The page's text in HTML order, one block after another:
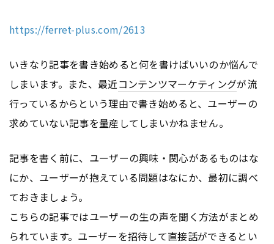
https://ferret-plus.com/2613
いきなり記事を書き始めると何を書けばいいのか悩んで
しまいます。また、最近コンテンツマーケティングが流
行っているからという理由で書き始めると、ユーザーの
求めていない記事を量産してしまいかねません。
記事を書く前に、ユーザーの興味・関心があるものはな
にか、ユーザーが抱えている問題はなにか、最初に調べ
ておきましょう。
こちらの記事ではユーザーの生の声を聞く方法がまとめ
られています。ユーザーを招待して直接話ができるとい